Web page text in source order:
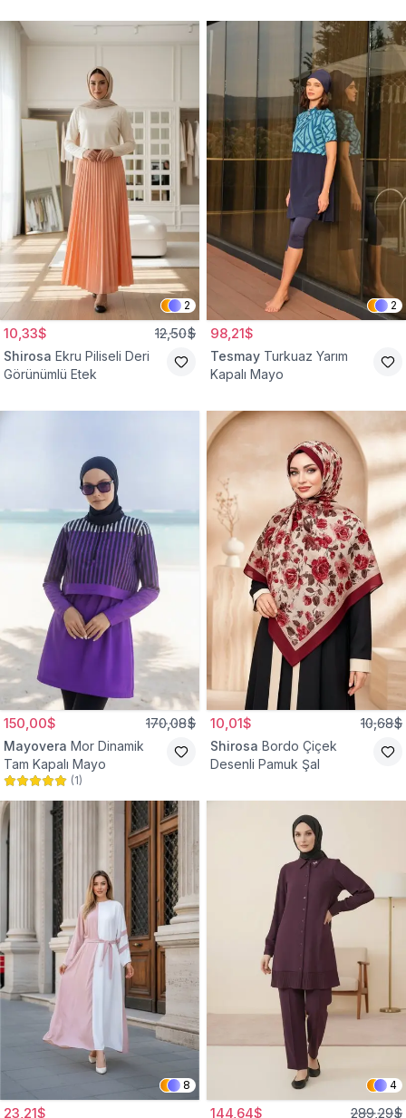
2
10,33$ 12,50$
Shirosa Ekru Piliseli Deri
Görünümlü Etek
2
98,21$
Tesmay Turkuaz Yarım
Kapalı Mayo
150,00$ 170,08$
Mayovera Mor Dinamik
Tam Kapalı Mayo
(1)
10,01$ 10,68$
Shirosa Bordo Çiçek
Desenli Pamuk Şal
8
23,21$
4
144,64$ 289,29$